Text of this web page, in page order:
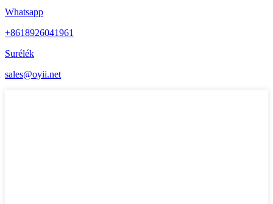
Whatsapp
+8618926041961
Surélék
sales@oyii.net